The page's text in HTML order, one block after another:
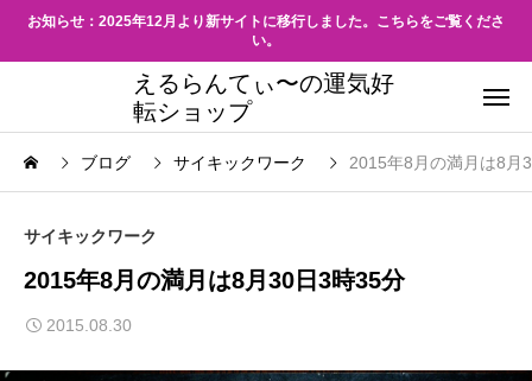
お知らせ：2025年12月より新サイトに移行しました。こちらをご覧くださ
い。
えるらんてぃ〜の運気好
転ショップ
ブログ サイキックワーク 2015年8月の満月は8月
サイキックワーク
2015年8月の満月は8月30日3時35分
2015.08.30